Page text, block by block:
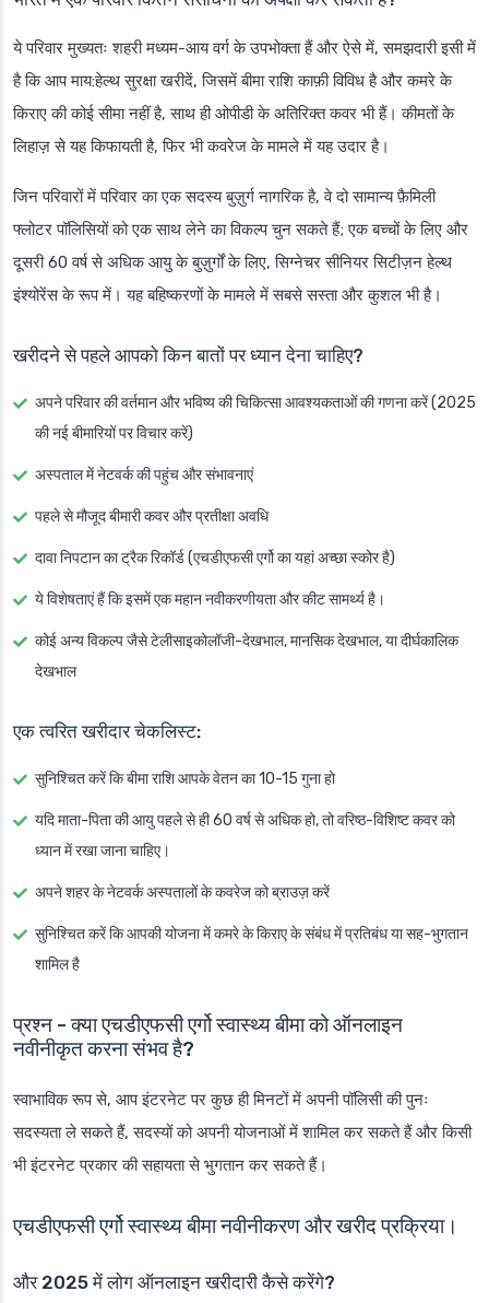
ये परिवार मुख्यतः शहरी मध्यम-आय वर्ग के उपभोक्ता हैं और ऐसे में, समझदारी इसी में
है कि आप माय:हेल्थ सुरक्षा खरीदें, जिसमें बीमा राशि काफ़ी विविध है और कमरे के
किराए की कोई सीमा नहीं है, साथ ही ओपीडी के अतिरिक्त कवर भी हैं। कीमतों के
लिहाज़ से यह किफायती है, फिर भी कवरेज के मामले में यह उदार है।
जिन परिवारों में परिवार का एक सदस्य बुज़ुर्ग नागरिक है, वे दो सामान्य फ़ैमिली
फ्लोटर पॉलिसियों को एक साथ लेने का विकल्प चुन सकते हैं; एक बच्चों के लिए और
दूसरी 60 वर्ष से अधिक आयु के बुज़ुर्गों के लिए, सिग्नेचर सीनियर सिटीज़न हेल्थ
इंश्योरेंस के रूप में। यह बहिष्करणों के मामले में सबसे सस्ता और कुशल भी है।
खरीदने से पहले आपको किन बातों पर ध्यान देना चाहिए?
अपने परिवार की वर्तमान और भविष्य की चिकित्सा आवश्यकताओं की गणना करें (2025
की नई बीमारियों पर विचार करें)
अस्पताल में नेटवर्क की पहुंच और संभावनाएं
पहले से मौजूद बीमारी कवर और प्रतीक्षा अवधि
दावा निपटान का ट्रैक रिकॉर्ड (एचडीएफसी एर्गो का यहां अच्छा स्कोर है)
ये विशेषताएं हैं कि इसमें एक महान नवीकरणीयता और कीट सामर्थ्य है।
कोई अन्य विकल्प जैसे टेलीसाइकोलॉजी-देखभाल, मानसिक देखभाल, या दीर्घकालिक
देखभाल
एक त्वरित खरीदार चेकलिस्ट:
सुनिश्चित करें कि बीमा राशि आपके वेतन का 10-15 गुना हो
यदि माता-पिता की आयु पहले से ही 60 वर्ष से अधिक हो, तो वरिष्ठ-विशिष्ट कवर को
ध्यान में रखा जाना चाहिए।
अपने शहर के नेटवर्क अस्पतालों के कवरेज को ब्राउज़ करें
सुनिश्चित करें कि आपकी योजना में कमरे के किराए के संबंध में प्रतिबंध या सह-भुगतान
शामिल है
प्रश्न - क्या एचडीएफसी एर्गो स्वास्थ्य बीमा को ऑनलाइन
नवीनीकृत करना संभव है?
स्वाभाविक रूप से, आप इंटरनेट पर कुछ ही मिनटों में अपनी पॉलिसी की पुनः
सदस्यता ले सकते हैं, सदस्यों को अपनी योजनाओं में शामिल कर सकते हैं और किसी
भी इंटरनेट प्रकार की सहायता से भुगतान कर सकते हैं।
एचडीएफसी एर्गो स्वास्थ्य बीमा नवीनीकरण और खरीद प्रक्रिया।
और 2025 में लोग ऑनलाइन खरीदारी कैसे करेंगे?